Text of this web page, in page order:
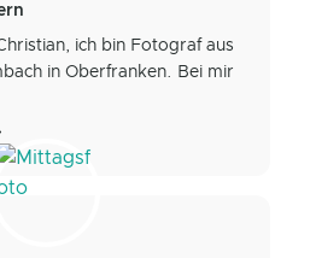
ich bin Fotograf aus
in Oberfranken. Bei mir